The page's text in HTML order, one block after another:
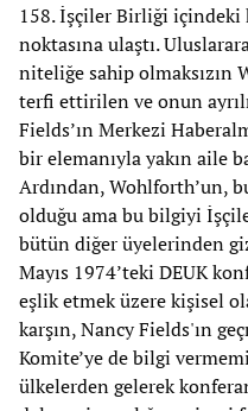
158. İşçiler Birliği içindeki
noktasına ulaştı.
niteliğe sahip olmaksızın
terfi ettirilen ve onun
Fields’ın Merkezi
bir elemanıyla yakın aile
Ardından, Wohlforth’un,
olduğu ama bu bilgiyi
bütün diğer üyelerinden
Mayıs 1974’teki DEUK
eşlik etmek üzere kişisel
karşın, Nancy Fields'ın
Komite’ye de bilgi
ülkelerden gelerek